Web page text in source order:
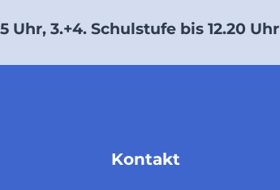
Uhr, 3.+4. Schulstufe bis 12.20 Uhr
Kontakt